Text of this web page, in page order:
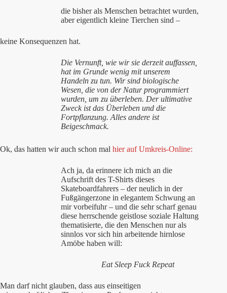
die bisher als Menschen betrachtet wurden,
aber eigentlich kleine Tierchen sind –
keine Konsequenzen hat.
Die Vernunft, wie wir sie derzeit auffassen,
hat im Grunde wenig mit unserem
Handeln zu tun. Wir sind biologische
Wesen, die von der Natur programmiert
wurden, um zu überleben. Der ultimative
Zweck ist das Überleben und die
Fortpflanzung. Alles andere ist
Beigeschmack.
Ok, das hatten wir auch schon mal hier auf Umkreis-Online:
Ach ja, da erinnere ich mich an die
Aufschrift des T-Shirts dieses
Skateboardfahrers – der neulich in der
Fußgängerzone in elegantem Schwung an
mir vorbeifuhr – und die sehr scharf genau
diese herrschende geistlose soziale Haltung
thematisierte, die den Menschen nur als
sinnlos vor sich hin arbeitende hirnlose
Amöbe haben will:
Eat Sleep Fuck Repeat
Man darf nicht glauben, dass aus einseitigen